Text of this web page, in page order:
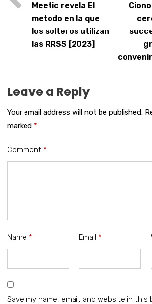
Meetic revela El
metodo en la que
los solteros utilizan
las RRSS [2023]
Leave a Reply
Your email address will not be published.
marked *
Comment *
Name * Email *
Save my name, email, and website in this